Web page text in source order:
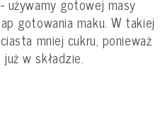
używamy gotowej masy
gotowania maku. W takiej
mniej cukru, ponieważ
w składzie.